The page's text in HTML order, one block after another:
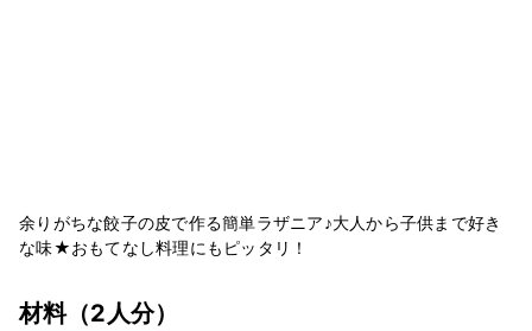
余りがちな餃子の皮で作る簡単ラザニア♪大人から子供まで好き
な味★おもてなし料理にもピッタリ！
材料（2人分）